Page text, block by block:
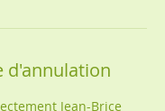
d'annulation
Jean-Brice